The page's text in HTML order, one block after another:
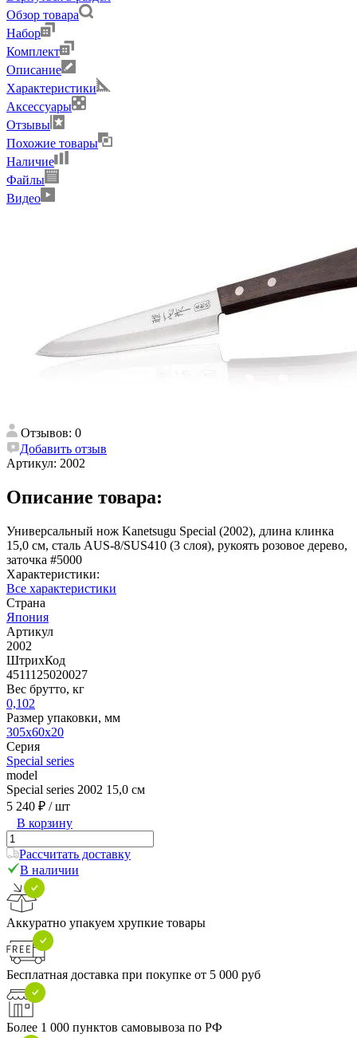
Обзор товара
Набор
Комплект
Описание
Характеристики
Аксессуары
Отзывы
Похожие товары
Наличие
Файлы
Видео
Отзывов: 0
Добавить отзыв
Артикул: 2002
Описание товара:
Универсальный нож Kanetsugu Special (2002), длина клинка
15,0 см, сталь AUS-8/SUS410 (3 слоя), рукоять розовое дерево,
заточка #5000
Характеристики:
Все характеристики
Страна
Япония
Артикул
2002
ШтрихКод
4511125020027
Вес брутто, кг
0,102
Размер упаковки, мм
305x60x20
Серия
Special series
model
Special series 2002 15,0 см
5 240 ₽ / шт
В корзину
Рассчитать доставку
В наличии
Аккуратно упакуем хрупкие товары
Бесплатная доставка при покупке от 5 000 руб
Более 1 000 пунктов самовывоза по РФ